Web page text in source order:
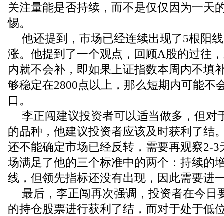
关注量能是否持续，而不是仅仅因为一天
惕。
他还提到，市场已经连续出现了5根阳
涨。他提到了一个观点，回顾A股的过往
内就不会补，即如果上证指数本周内不填
够稳定在2800点以上，那么短期内可能不
口。
李正闯建议投资者可以适当做多，但对
的品种，他建议投资者应该及时获利了结
还不能确定市场已经反转，需要再观察2-3
场满足了他的三个标准中的两个：持续的
线，但领先指标还没有出现，因此需要进
最后，李正闯再次强调，投资者在今日
的持仓股票进行获利了结，而对于处于低